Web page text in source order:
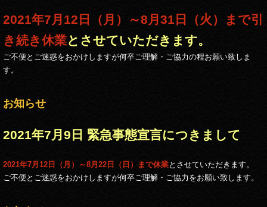
2021年7月12日（月）～8月31日（火）まで引
き続き休業とさせていただきます。
ご不便とご迷惑をおかけしますが何卒ご理解・ご協力の程お願い致しま
す。
お知らせ
2021年7月9日 緊急事態宣言につきまして
2021年7月12日（月）～8月22日（日）まで休業とさせていただきます。
ご不便とご迷惑をおかけしますが何卒ご理解・ご協力をお願い致します。